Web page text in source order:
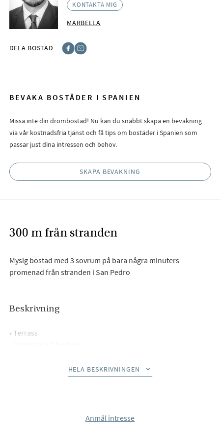
KONTAKTA MIG
MARBELLA
DELA BOSTAD
BEVAKA BOSTÄDER I SPANIEN
Missa inte din drömbostad! Nu kan du snabbt skapa en bevakning
via vår kostnadsfria tjänst och få tips om bostäder i Spanien som
passar just dina intressen och behov.
SKAPA BEVAKNING
300 m från stranden
Mysig bostad med 3 sovrum på bara några minuters
promenad från stranden i San Pedro
Beskrivning
• Terrass
• 300 m från stranden
• Perfekt familjehem och semester
HELA BESKRIVNINGEN
Anmäl intresse